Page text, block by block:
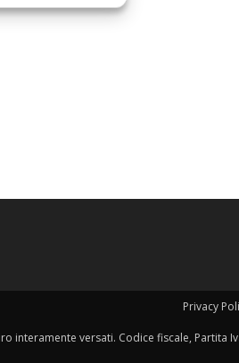
Privacy
interamente versati. Codice fiscale, Partita